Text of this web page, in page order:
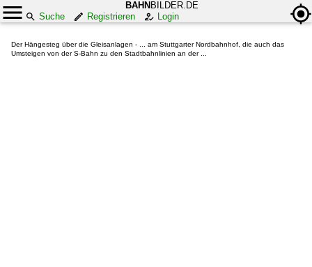
BAHN BILDER.DE
Suche
Registrieren Login
Der Hängesteg über die Gleisanlagen - ... am Stuttgarter Nordbahnhof, die auch das
Umsteigen von der S-Bahn zu den Stadtbahnlinien an der ...